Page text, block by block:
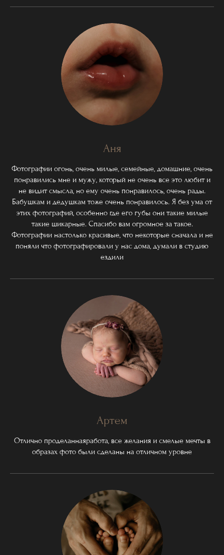
Аня
Фотографии огонь, очень милые, семейные, домашние, очень
понравились мне и мужу, который не очень все это любит и
не видит смысла, но ему очень понравилось, очень рады.
Бабушкам и дедушкам тоже очень понравилось. Я без ума от
этих фотографий, особенно где его губы они такие милые
такие шикарные. Спасибо вам огромное за такое.
Фотографии настолько красивые, что некоторые сначала и не
поняли что фотографировали у нас дома, думали в студию
ездили
Артем
Отлично проделаннаяработа, все желания и смелые мечты в
образах фото были сделаны на отличном уровне